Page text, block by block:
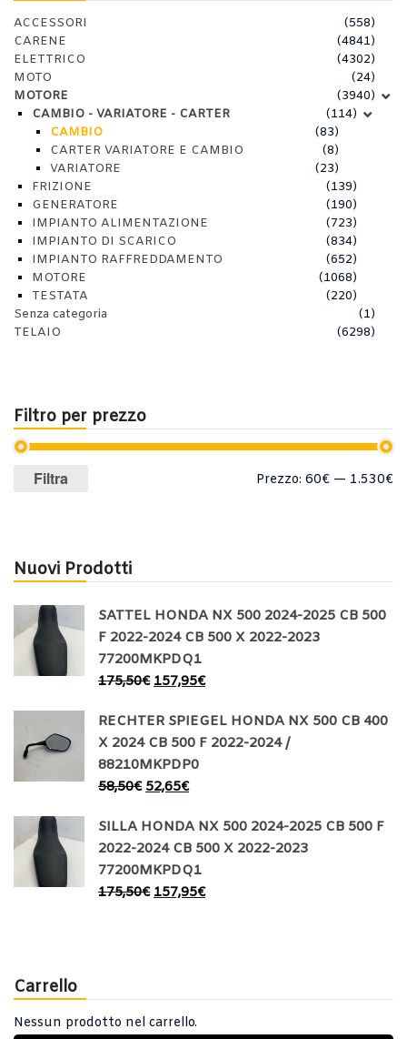
ACCESSORI
(558)
CARENE
(4841)
ELETTRICO
(4302)
MOTO
(24)
MOTORE
(3940)
CAMBIO - VARIATORE - CARTER
(114)
CAMBIO
(83)
CARTER VARIATORE E CAMBIO
(8)
VARIATORE
(23)
FRIZIONE
(139)
GENERATORE
(190)
IMPIANTO ALIMENTAZIONE
(723)
IMPIANTO DI SCARICO
(834)
IMPIANTO RAFFREDDAMENTO
(652)
MOTORE
(1068)
TESTATA
(220)
Senza categoria
(1)
TELAIO
(6298)
Filtro per prezzo
Prezzo
Prezzo
Filtra Prezzo: 60€ — 1.530€
Nuovi Prodotti
SATTEL HONDA NX 500 2024-2025 CB 500
F 2022-2024 CB 500 X 2022-2023
77200MKPDQ1
175,50€ 157,95€
RECHTER SPIEGEL HONDA NX 500 CB 400
X 2024 CB 500 F 2022-2024 /
88210MKPDP0
58,50€ 52,65€
SILLA HONDA NX 500 2024-2025 CB 500 F
2022-2024 CB 500 X 2022-2023
77200MKPDQ1
175,50€ 157,95€
Carrello
Nessun prodotto nel carrello.